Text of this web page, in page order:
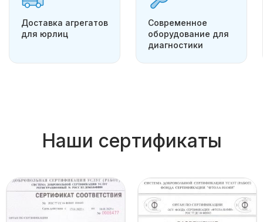
Доставка агрегатов
для юрлиц
Современное
оборудование для
диагностики
Наши сертификаты